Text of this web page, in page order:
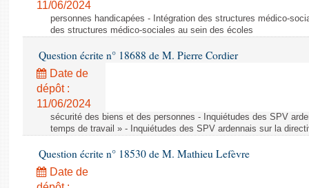
11/06/2024
personnes handicapées - Intégration des structures médico-
des structures médico-sociales au sein des écoles
Question écrite n° 18688 de M. Pierre Cordier
Date de
dépôt :
11/06/2024
sécurité des biens et des personnes - Inquiétudes des SPV
temps de travail » - Inquiétudes des SPV ardennais sur la
Question écrite n° 18530 de M. Mathieu Lefèvre
Date de